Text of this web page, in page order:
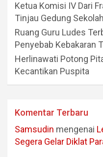
Ketua Komisi IV Dari
Tinjau Gedung
Ruang Guru Ludes
Penyebab Kebakaran
Herlinawati Potong
Kecantikan Puspita
Komentar Terbaru
Samsudin mengenai
Segera Gelar Diklat